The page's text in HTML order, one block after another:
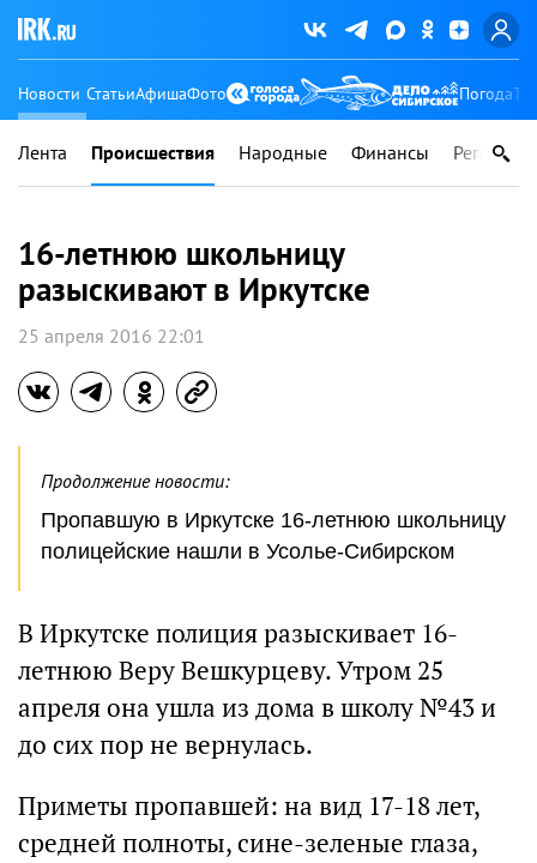
Новости СтатьиАфишаФото Погода
Лента Происшествия Народные Финансы Регионы
16-летнюю школьницу
разыскивают в Иркутске
25 апреля 2016 22:01
Продолжение новости:
Пропавшую в Иркутске 16-летнюю школьницу
полицейские нашли в Усолье-Сибирском
В Иркутске полиция разыскивает 16-
летнюю Веру Вешкурцеву. Утром 25
апреля она ушла из дома в школу №43 и
до сих пор не вернулась.
Приметы пропавшей: на вид 17-18 лет,
средней полноты, сине-зеленые глаза,